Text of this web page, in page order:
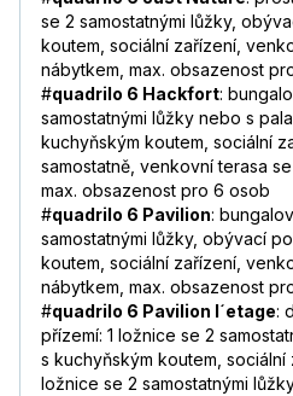
se 2 samostatnými lůžky,
koutem, sociální zařízení,
nábytkem, max. obsazenost
#quadrilo 6 Hackfort:
samostatnými lůžky nebo s
kuchyňským koutem, sociální
samostatně, venkovní terasa
max. obsazenost pro 6 osob
#quadrilo 6 Pavilion:
samostatnými lůžky, obývací
koutem, sociální zařízení,
nábytkem, max. obsazenost
#quadrilo 6 Pavilion l´etage:
přízemí: 1 ložnice se 2
s kuchyňským koutem, sociální
ložnice se 2 samostatnými